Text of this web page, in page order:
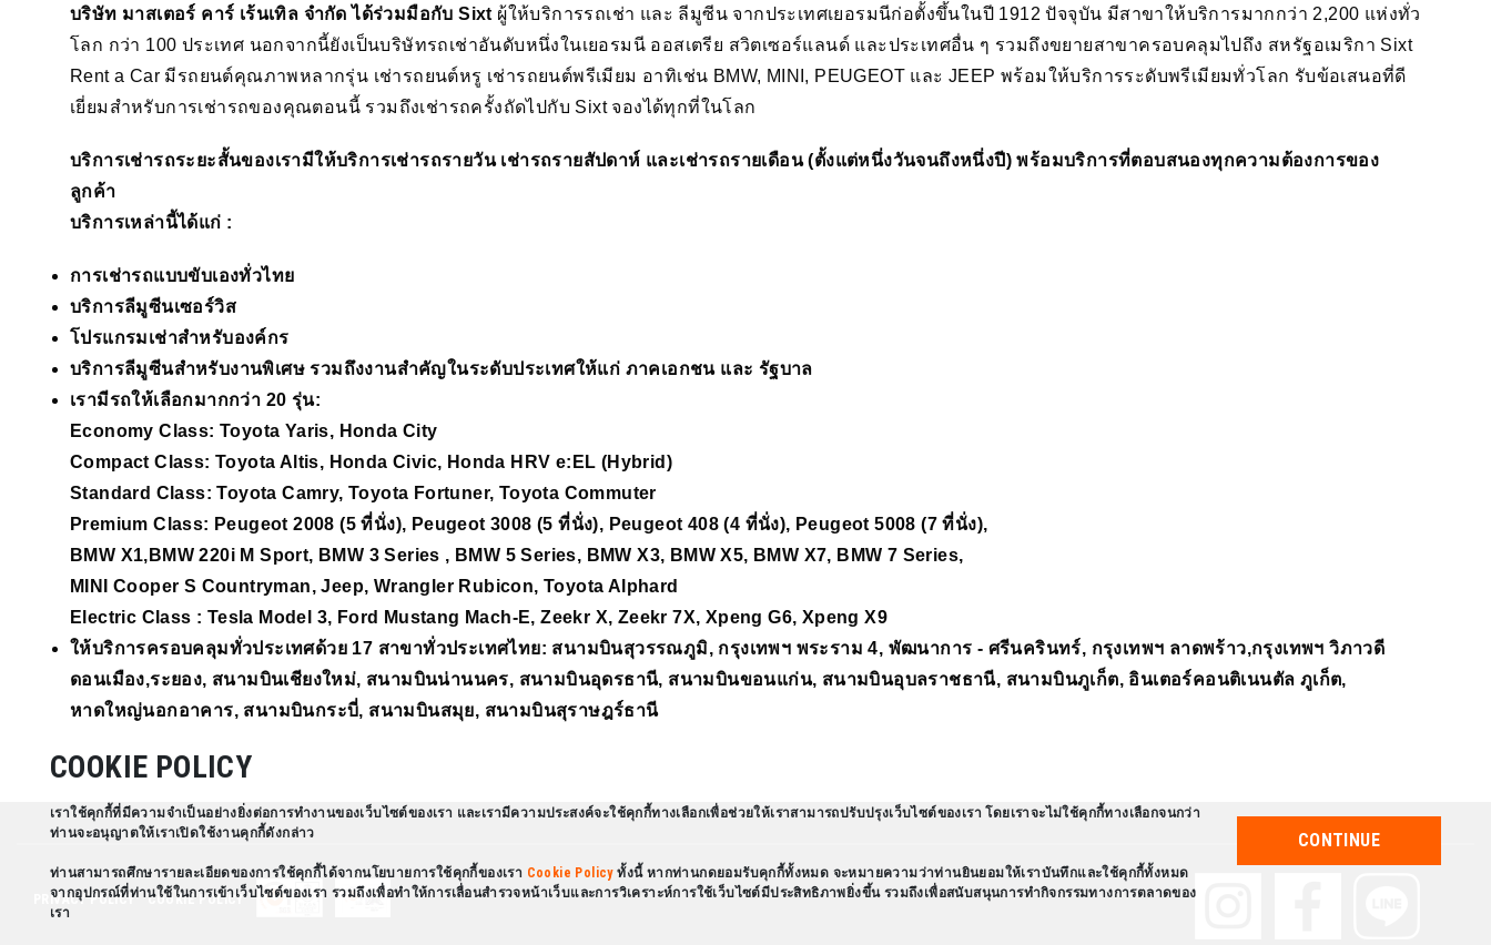
บริษัท มาสเตอร์ คาร์ เร้นเทิล จำกัด ได้ร่วมมือกับ Sixt ผู้ให้บริการรถเช่า และ ลีมูซีน จากประเทศเยอรมนีก่อตั้งขึ้นในปี 1912 ปัจจุบัน มีสาขาให้บริการมากกว่า 2,200 แห่งทั่ว
โลก กว่า 100 ประเทศ นอกจากนี้ยังเป็นบริษัทรถเช่าอันดับหนึ่งในเยอรมนี ออสเตรีย สวิตเซอร์แลนด์ และประเทศอื่น ๆ รวมถึงขยายสาขาครอบคลุมไปถึง สหรัฐอเมริกา Sixt
Rent a Car มีรถยนต์คุณภาพหลากรุ่น เช่ารถยนต์หรู เช่ารถยนต์พรีเมียม อาทิเช่น BMW, MINI, PEUGEOT และ JEEP พร้อมให้บริการระดับพรีเมียมทั่วโลก รับข้อเสนอที่ดี
เยี่ยมสำหรับการเช่ารถของคุณตอนนี้ รวมถึงเช่ารถครั้งถัดไปกับ Sixt จองได้ทุกที่ในโลก
บริการเช่ารถระยะสั้นของเรามีให้บริการเช่ารถรายวัน เช่ารถรายสัปดาห์ และเช่ารถรายเดือน (ตั้งแต่หนึ่งวันจนถึงหนึ่งปี) พร้อมบริการที่ตอบสนองทุกความต้องการของ
ลูกค้า
บริการเหล่านี้ได้แก่ :
การเช่ารถแบบขับเองทั่วไทย
บริการลีมูซีนเซอร์วิส
โปรแกรมเช่าสำหรับองค์กร
บริการลีมูซีนสำหรับงานพิเศษ รวมถึงงานสำคัญในระดับประเทศให้แก่ ภาคเอกชน และ รัฐบาล
เรามีรถให้เลือกมากกว่า 20 รุ่น:
Economy Class: Toyota Yaris, Honda City
Compact Class: Toyota Altis, Honda Civic, Honda HRV e:EL (Hybrid)
Standard Class: Toyota Camry, Toyota Fortuner, Toyota Commuter
Premium Class: Peugeot 2008 (5 ที่นั่ง), Peugeot 3008 (5 ที่นั่ง), Peugeot 408 (4 ที่นั่ง), Peugeot 5008 (7 ที่นั่ง),
BMW X1,BMW 220i M Sport, BMW 3 Series , BMW 5 Series, BMW X3, BMW X5, BMW X7, BMW 7 Series,
MINI Cooper S Countryman, Jeep, Wrangler Rubicon, Toyota Alphard
Electric Class : Tesla Model 3, Ford Mustang Mach-E, Zeekr X, Zeekr 7X, Xpeng G6, Xpeng X9
ให้บริการครอบคลุมทั่วประเทศด้วย 17 สาขาทั่วประเทศไทย: สนามบินสุวรรณภูมิ, กรุงเทพฯ พระราม 4, พัฒนาการ - ศรีนครินทร์, กรุงเทพฯ ลาดพร้าว,กรุงเทพฯ วิภาวดี
ดอนเมือง,ระยอง, สนามบินเชียงใหม่, สนามบินน่านนคร, สนามบินอุดรธานี, สนามบินขอนแก่น, สนามบินอุบลราชธานี, สนามบินภูเก็ต, อินเตอร์คอนติเนนตัล ภูเก็ต,
หาดใหญ่นอกอาคาร, สนามบินกระบี่, สนามบินสมุย, สนามบินสุราษฎร์ธานี
COOKIE POLICY
เราใช้คุกกี้ที่มีความจำเป็นอย่างยิ่งต่อการทำงานของเว็บไซต์ของเรา และเรามีความประสงค์จะใช้คุกกี้ทางเลือกเพื่อช่วยให้เราสามารถปรับปรุงเว็บไซต์ของเรา โดยเราจะไม่ใช้คุกกี้ทางเลือกจนกว่า
ท่านจะอนุญาตให้เราเปิดใช้งานคุกกี้ดังกล่าว
ท่านสามารถศึกษารายละเอียดของการใช้คุกกี้ได้จากนโยบายการใช้คุกกี้ของเรา Cookie Policyทั้งนี้ หากท่านกดยอมรับคุกกี้ทั้งหมด จะหมายความว่าท่านยินยอมให้เราบันทึกและใช้คุกกี้ทั้งหมด
จากอุปกรณ์ที่ท่านใช้ในการเข้าเว็บไซต์ของเรา รวมถึงเพื่อทำให้การเลื่อนสำรวจหน้าเว็บและการวิเคราะห์การใช้เว็บไซต์มีประสิทธิภาพยิ่งขึ้น รวมถึงเพื่อสนับสนุนการทำกิจกรรมทางการตลาดของ
เรา
CONTINUE
PRIVACY POLICY COOKIE POLICY